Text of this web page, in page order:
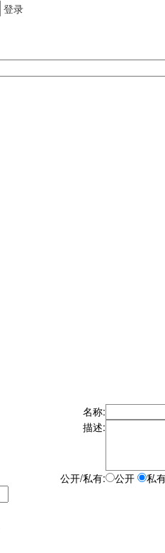
登录
名称:
描述:
公开/私有: 公开
私